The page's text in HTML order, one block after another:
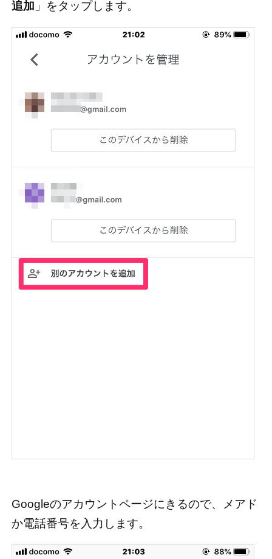
追加 」をタップします。
Googleのアカウントページにきるので、メアド
か電話番号を入力します。